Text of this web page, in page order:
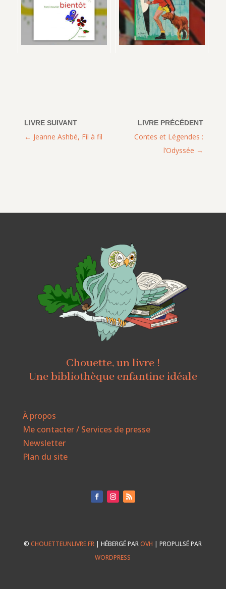
Contes et Légendes :
l’Odyssée
Jeanne Ashbé, Fil à fil
Chouette, un livre !
Une bibliothèque enfantine idéale
À propos
Me contacter / Services de presse
Newsletter
Plan du site
©CHOUETTEUNLIVRE.FR | HÉBERGÉ PAROVH | PROPULSÉ PAR
WORDPRESS